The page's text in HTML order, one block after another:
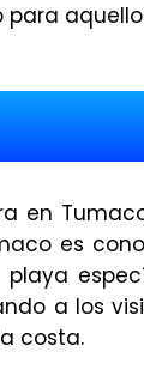
en
es
playa
a los
costa.